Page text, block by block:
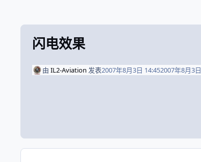
闪电效果
由 IL2-Aviation 发表2007年8月3日 14:452007年8月3日